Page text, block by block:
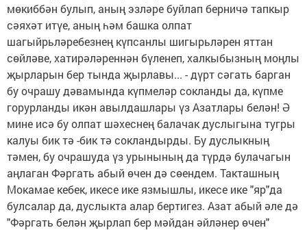
мөкиббән булып, аның эзләре буйлап берничә тапкыр
сәяхәт итүе, аның һәм башка олпат
шагыйрьләребезнең күпсанлы шигырьләрен яттан
сөйләве, хатирәләреннән бүленеп, халкыбызның моңлы
җырларын бер тында җырлавы... - дүрт сәгать барган
бу очрашу дәвамында күпмеләр сокланды да, күпме
горурланды икән авылдашлары үз Азатлары белән! Ә
мине исә бу олпат шәхеснең балачак дуслыгына тугры
калуы бик тә -бик тә сокландырды. Бу дуслыкның
тәмен, бу очрашуда үз урынының да түрдә булачагын
аңлаган Фәргать абый өчен дә сөендем. Такташның
Мокамае кебек, икесе ике язмышлы, икесе ике "яр"да
булсалар да, дуслыкта алар бертигез. Азат абый әле дә
"Фәргать белән җырлап бер мәйдан әйләнер өчен"